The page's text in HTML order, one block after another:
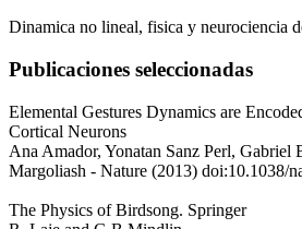
Dinamica no lineal, fisica y neurociencia
Publicaciones seleccionadas
Elemental Gestures Dynamics are
Cortical Neurons
Ana Amador, Yonatan Sanz Perl,
Margoliash - Nature (2013) doi:10.1038/
The Physics of Birdsong. Springer